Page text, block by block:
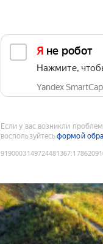
Я не робот
Нажмите,
Yandex
Если у вас возникли
воспользуйтесьформой
9190003149724481367: